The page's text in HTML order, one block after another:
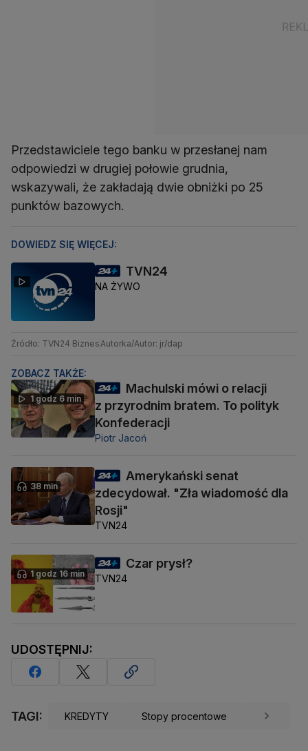
Przedstawiciele tego banku w przesłanej nam
odpowiedzi w drugiej połowie grudnia,
wskazywali, że zakładają dwie obniżki po 25
punktów bazowych.
DOWIEDZ SIĘ WIĘCEJ:
TVN24
NA ŻYWO
Źródło: TVN24 Biznes Autorka/Autor: jr/dap
ZOBACZ TAKŻE:
1 godz 6 min
Machulski mówi o relacji
z przyrodnim bratem. To polityk
Konfederacji
Piotr Jacoń
38 min
Amerykański senat
zdecydował. "Zła wiadomość dla
Rosji"
TVN24
1 godz 16 min
Czar prysł?
TVN24
UDOSTĘPNIJ:
TAGI: KREDYTY Stopy procentowe